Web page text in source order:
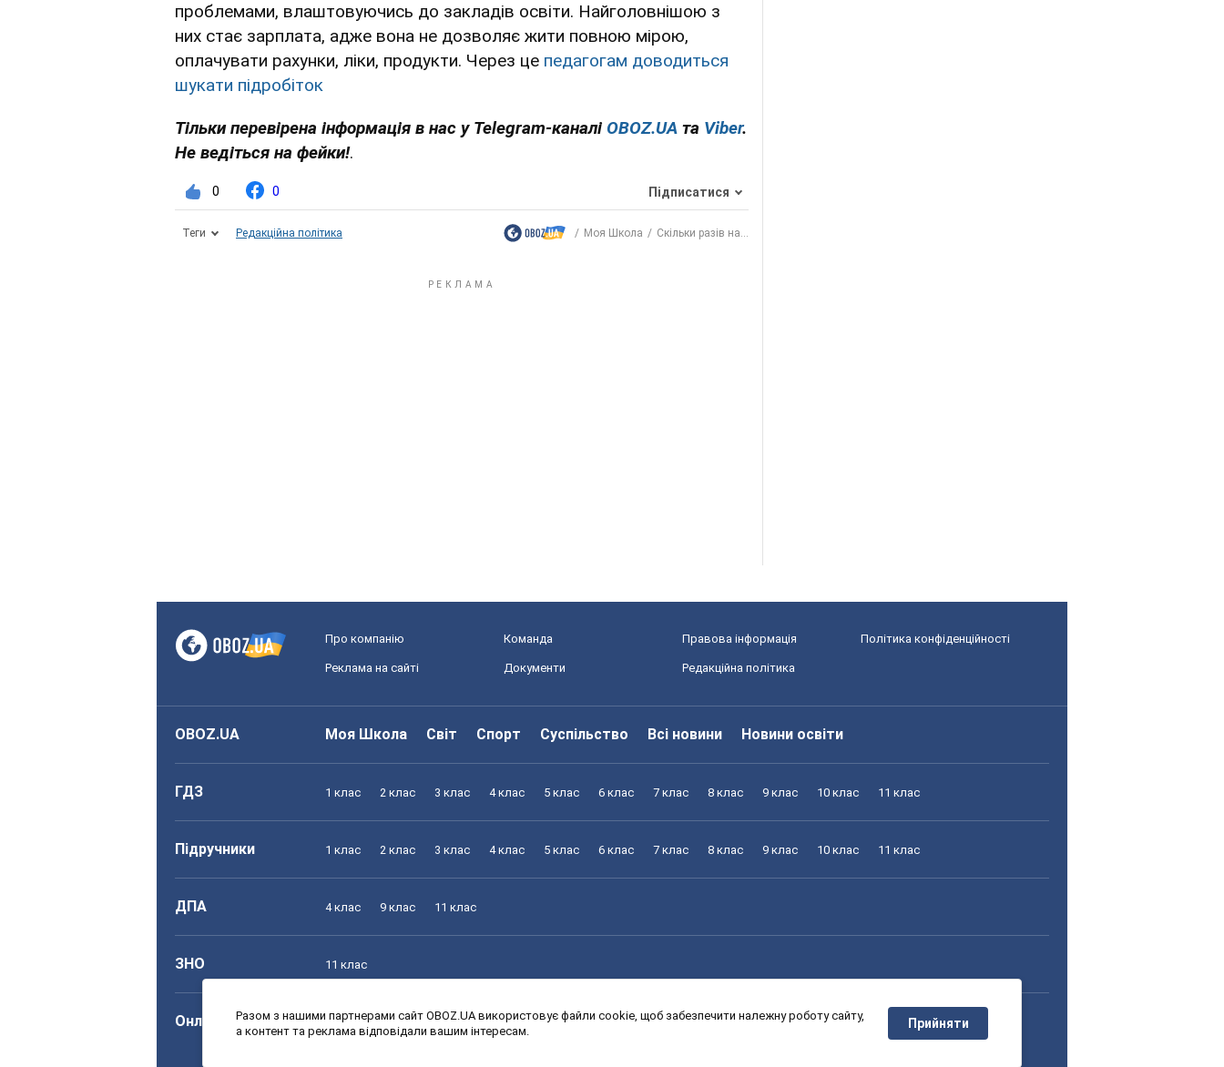
проблемами, влаштовуючись до закладів освіти. Найголовнішою з
них стає зарплата, адже вона не дозволяє жити повною мірою,
оплачувати рахунки, ліки, продукти. Через це педагогам доводиться
шукати підробіток
Тільки перевірена інформація в нас у Telegram-каналі OBOZ.UA та Viber.
Не ведіться на фейки!.
0 0 Підписатися
Теги Редакційна політика Моя Школа Скільки разів на...
Про компанію Команда Правова інформація Політика конфіденційності
Реклама на сайті Документи Редакційна політика
OBOZ.UA Моя Школа Світ Спорт Суспільство Всі новини Новини освіти
ГДЗ 1 клас 2 клас 3 клас 4 клас 5 клас 6 клас 7 клас 8 клас 9 клас 10 клас 11 клас
Підручники 1 клас 2 клас 3 клас 4 клас 5 клас 6 клас 7 клас 8 клас 9 клас 10 клас 11 клас
ДПА 4 клас 9 клас 11 клас
ЗНО 11 клас
Онлайн уроки 1 клас 2 клас 3 клас 4 клас 5 клас 6 клас 7 клас 8 клас 9 клас 10 клас 11 клас
Разом з нашими партнерами сайт OBOZ.UA використовує файли cookie, щоб забезпечити належну роботу сайту,
а контент та реклама відповідали вашим інтересам.
Прийняти